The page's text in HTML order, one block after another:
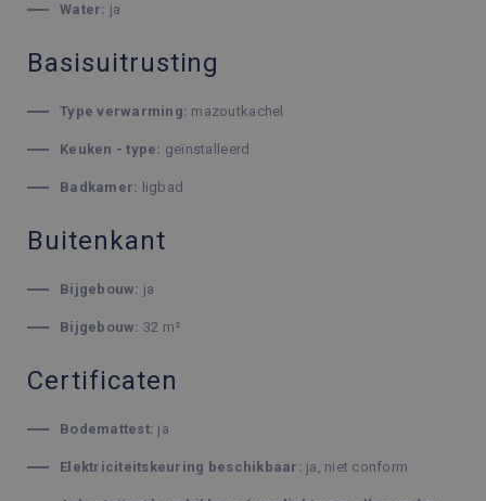
Water: ja
Basisuitrusting
Type verwarming: mazoutkachel
Keuken - type: geïnstalleerd
Badkamer: ligbad
Buitenkant
Bijgebouw: ja
Bijgebouw: 32 m²
Certificaten
Bodemattest: ja
Elektriciteitskeuring beschikbaar: ja, niet conform